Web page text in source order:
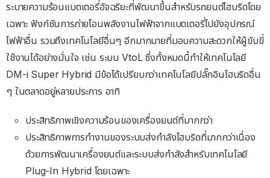
ระบายความร้อนแบตเตอรี่อัจฉริยะที่พัฒนาขึ้นสำหรับรถยนต์ไฮบริดโดย
เฉพาะ ฟังก์ชันการถ่ายโอนพลังงานไฟฟ้าจากแบตเตอรี่ไปยังอุปกรณ์
ไฟฟ้าอื่น รวมถึงเทคโนโลยีอื่นๆ อีกมากมายที่มอบความสะดวกให้ผู้ขับขี่
ใช้งานได้อย่างมั่นใจ เช่น ระบบ VtoL ซึ่งทั้งหมดนี้ทำให้เทคโนโลยี
DM-i Super Hybrid มีข้อได้เปรียบกว่าเทคโนโลยีปลั๊กอินไฮบริดอื่น
ๆ ในตลาดอยู่หลายประการ อาทิ
ประสิทธิภาพเชิงความร้อนของเครื่องยนต์ที่มากกว่า
ประสิทธิภาพการทำงานของระบบส่งกำลังไฮบริดที่มากกว่าเนื่อง
ด้วยการพัฒนาเครื่องยนต์และระบบส่งกำลังสำหรับเทคโนโลยี
Plug-In Hybrid โดยเฉพาะ